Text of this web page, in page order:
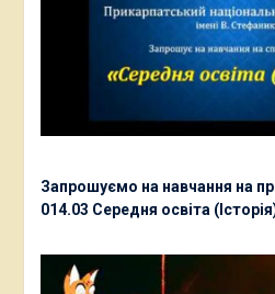
Запрошуємо на навчання на
014.03 Середня освіта